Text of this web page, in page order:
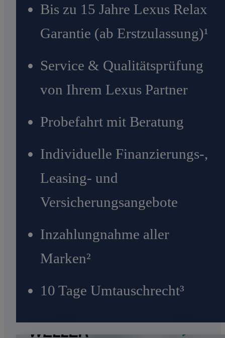
Bis zu 15 Jahre Lexus Relax
Garantie (ab Erstzulassung)¹
Service & Qualitätsprüfung
von Ihrem Lexus Partner
Probefahrt mit Beratung
Individuelle Finanzierungs-,
Leasing- und
Versicherungsangebote
Inzahlungnahme aller
Marken²
10 Tage Umtauschrecht³